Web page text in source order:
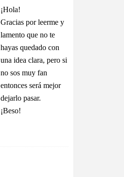
¡Hola!
Gracias por leerme y
lamento que no te
hayas quedado con
una idea clara, pero si
no sos muy fan
entonces será mejor
dejarlo pasar.
¡Beso!